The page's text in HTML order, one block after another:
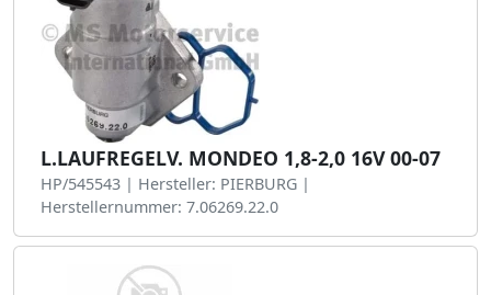
L.LAUFREGELV. MONDEO 1,8-2,0 16V 00-07
HP/545543 | Hersteller: PIERBURG |
Herstellernummer: 7.06269.22.0